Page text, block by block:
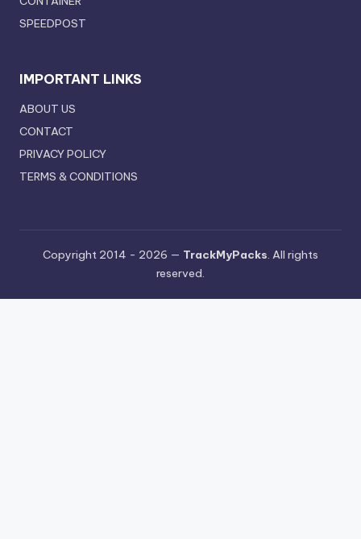
SPEEDPOST
IMPORTANT LINKS
ABOUT US
CONTACT
PRIVACY POLICY
TERMS & CONDITIONS
Copyright 2014 - 2026 — TrackMyPacks . All rights
reserved.